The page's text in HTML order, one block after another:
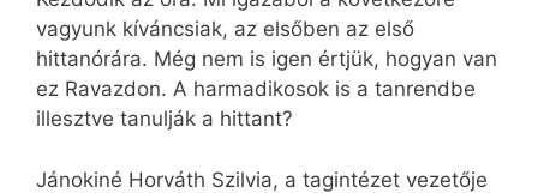
vagyunk kíváncsiak, az elsőben az első
hittanórára. Még nem is igen értjük, hogyan van
ez Ravazdon. A harmadikosok is a tanrendbe
illesztve tanulják a hittant?
Jánokiné Horváth Szilvia, a tagintézet vezetője